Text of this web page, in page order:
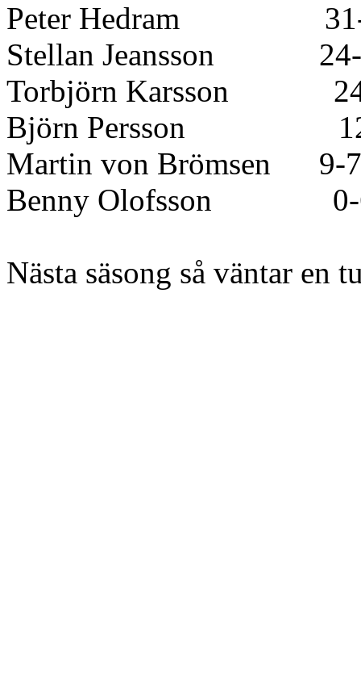
Peter Hedram
Stellan Jeansson
Torbjörn Karsson
Björn Persson
Martin von Brömsen 9-7
Benny Olofsson 0-
Nästa säsong så väntar